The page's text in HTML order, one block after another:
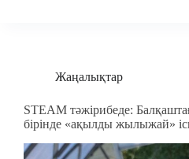
Жаңалықтар
STEAM тәжірибеде:
бірінде «ақылды жылыжай»